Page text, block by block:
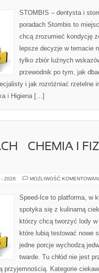
STOMBIS – dentysta i
poradach Stombis to
chcą zrozumieć kondycję
lepsze decyzje w temacie
tylko zbiór luźnych
przewodnik po tym, jak
i jak rozróżniać rzetelne
i Higiena […]
– CHEMIA I
2026 MOŻLIWOŚĆ
Speed-Ice to platforma, w
spotyka się z kulinarną
którzy chcą tworzyć lody
które lubią testować nowe
jedne porcje wychodzą
twarde. Tu chłód nie jest
przyjemnością. Kategorie